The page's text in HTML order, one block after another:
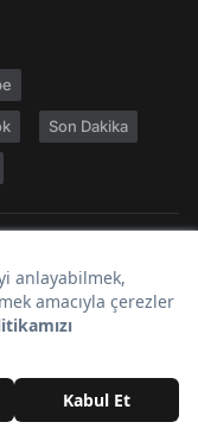
Son Dakika